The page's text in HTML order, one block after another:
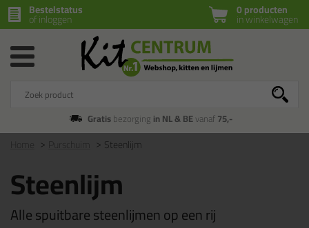
0 producten
in winkelwagen
Bestelstatus
of inloggen
Gratisbezorging in NL & BEvanaf75,-
Steenlijm
Steenlijm
Alle spuitbare steenlijmen op een rij